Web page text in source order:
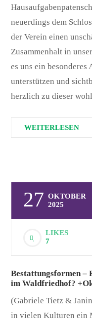
neuerdings dem
der Verein einen
Zusammenhalt in
es uns ein besonderes
unterstützen und
herzlich zu dieser
WEITERLESEN
27 OKTOBER
2025
LIKES
7
Bestattungsformen –
im Waldfriedhof?
(Gabriele Tietz &
in vielen Kulturen ein